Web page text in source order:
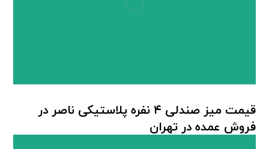
قیمت میز صندلی ۴ نفره پلاستیکی ناصر در
فروش عمده در تهران